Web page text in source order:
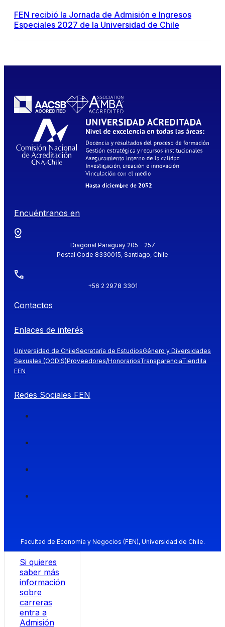
FEN recibió la Jornada de Admisión e Ingresos
Especiales 2027 de la Universidad de Chile
Encuéntranos en
Diagonal Paraguay 205 - 257
Postal Code 8330015, Santiago, Chile
+56 2 2978 3301
Contactos
Enlaces de interés
Universidad de ChileSecretaría de EstudiosGénero y Diversidades
Sexuales (OGDIS)Proveedores/HonorariosTransparenciaTiendita
FEN
Redes Sociales FEN
Facultad de Economía y Negocios (FEN), Universidad de Chile.
Si quieres
saber más
información
sobre
carreras
entra a
Admisión